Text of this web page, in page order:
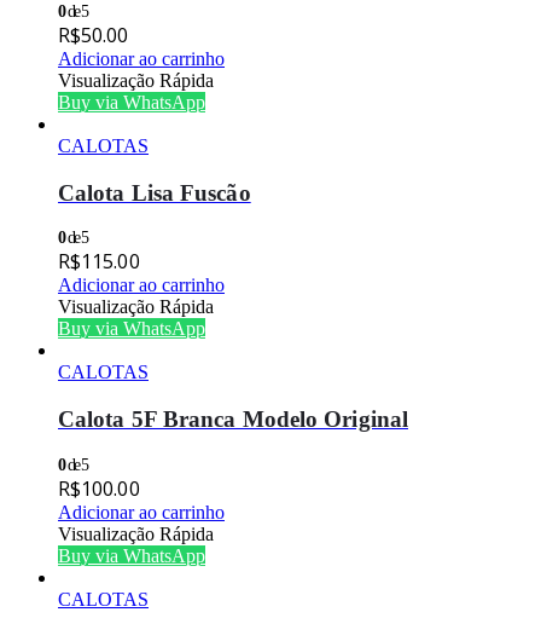
0de 5
R$50.00
Adicionar ao carrinho
Visualização Rápida
Buy via WhatsApp
CALOTAS
Calota Lisa Fuscão
0de 5
R$115.00
Adicionar ao carrinho
Visualização Rápida
Buy via WhatsApp
CALOTAS
Calota 5F Branca Modelo Original
0de 5
R$100.00
Adicionar ao carrinho
Visualização Rápida
Buy via WhatsApp
CALOTAS